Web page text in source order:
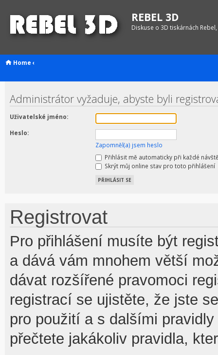
REBEL 3D
Diskuse o 3D tiskárnách
Home ‹
Administrátor vyžaduje, abyste byli
Uživatelské jméno:
Heslo:
Zapomněl(a) jsem heslo
Přihlásit mě automaticky při každé
Skrýt můj online stav pro toto přihlášení
Registrovat
Pro přihlášení musíte být
a dává vám mnohem větší
dávat rozšířené pravomoci
registrací se ujistěte, že jste
pro použití a s dalšími
přečtete jakákoliv pravidla,